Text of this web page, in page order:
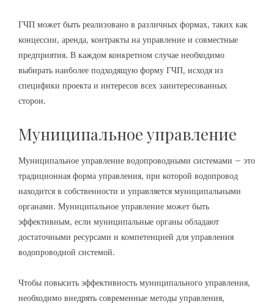
ГЧП может быть реализовано в различных формах, таких как
концессии, аренда, контракты на управление и совместные
предприятия. В каждом конкретном случае необходимо
выбирать наиболее подходящую форму ГЧП, исходя из
специфики проекта и интересов всех заинтересованных
сторон.
Муниципальное управление
Муниципальное управление водопроводными системами – это
традиционная форма управления, при которой водопровод
находится в собственности и управляется муниципальными
органами. Муниципальное управление может быть
эффективным, если муниципальные органы обладают
достаточными ресурсами и компетенцией для управления
водопроводной системой.
Чтобы повысить эффективность муниципального управления,
необходимо внедрять современные методы управления,